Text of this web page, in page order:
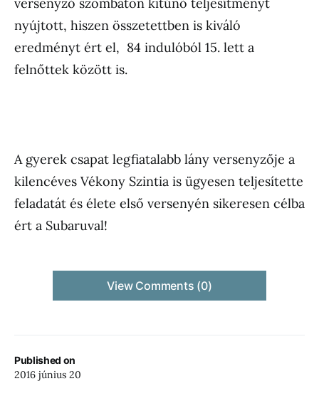
Published on
2016 június 20
nyújtott, hiszen összetettben is kiváló
eredményt ért el, 84 indulóból 15. lett a
felnőttek között is.
A gyerek csapat legfiatalabb lány versenyzője a
kilencéves Vékony Szintia is ügyesen teljesítette
feladatát és élete első versenyén sikeresen célba
ért a Subaruval!
View Comments (0)